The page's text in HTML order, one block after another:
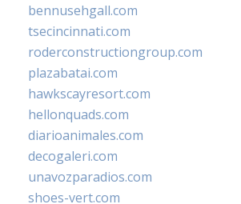
bennusehgall.com
tsecincinnati.com
roderconstructiongroup.com
plazabatai.com
hawkscayresort.com
hellonquads.com
diarioanimales.com
decogaleri.com
unavozparadios.com
shoes-vert.com